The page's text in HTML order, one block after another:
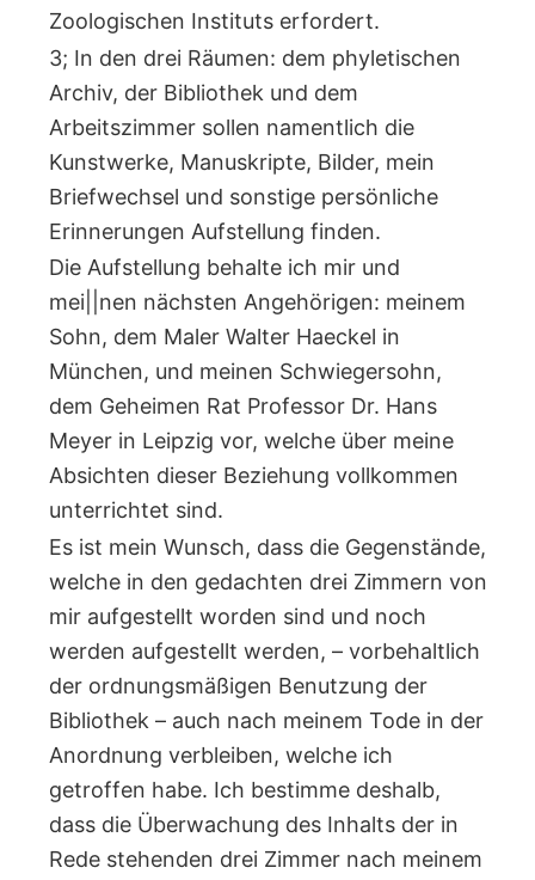
Zoologischen Instituts erfordert.
3; In den drei Räumen: dem phyletischen
Archiv, der Bibliothek und dem
Arbeitszimmer sollen namentlich die
Kunstwerke, Manuskripte, Bilder, mein
Briefwechsel und sonstige persönliche
Erinnerungen Aufstellung finden.
Die Aufstellung behalte ich mir und
mei||nen nächsten Angehörigen: meinem
Sohn, dem Maler Walter Haeckel in
München, und meinen Schwiegersohn,
dem Geheimen Rat Professor Dr. Hans
Meyer in Leipzig vor, welche über meine
Absichten dieser Beziehung vollkommen
unterrichtet sind.
Es ist mein Wunsch, dass die Gegenstände,
welche in den gedachten drei Zimmern von
mir aufgestellt worden sind und noch
werden aufgestellt werden, – vorbehaltlich
der ordnungsmäßigen Benutzung der
Bibliothek – auch nach meinem Tode in der
Anordnung verbleiben, welche ich
getroffen habe. Ich bestimme deshalb,
dass die Überwachung des Inhalts der in
Rede stehenden drei Zimmer nach meinem